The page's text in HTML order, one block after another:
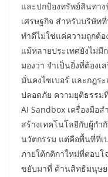
และปกป้องทรัพย์สินทา
เศรษฐกิจ สำหรับบริษัท
ทำดีไม่ใช่แค่ความถูกต้อ
แม้หลายประเทศยังไม่มี
มองว่า จำเป็นยิ่งที่ต้อง
มั่นคงไซเบอร์ และกฎร
ปลอดภัย ความยุติธรรม
AI Sandbox เครื่องมือ
สร้างเทคโนโลยีกับผู้ก
นวัตกรรม แต่คือพื้นที่ที่เ
ภายใต้กติกาใหม่ที่ตอบโ
ขยับมาที่ ด้านสิทธิมนุษย